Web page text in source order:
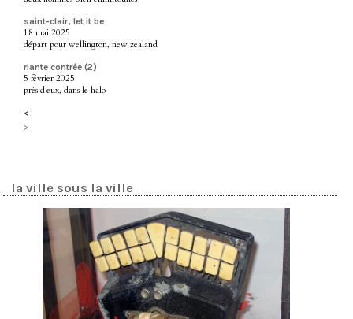
saint-clair, let it be
18 mai 2025
départ pour wellington, new zealand
riante contrée (2)
5 février 2025
près d’eux, dans le halo
<
>
la ville sous la ville